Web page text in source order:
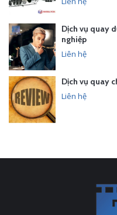
Dịch vụ quay
nghiệp
Liên hệ
Dịch vụ quay
Liên hệ